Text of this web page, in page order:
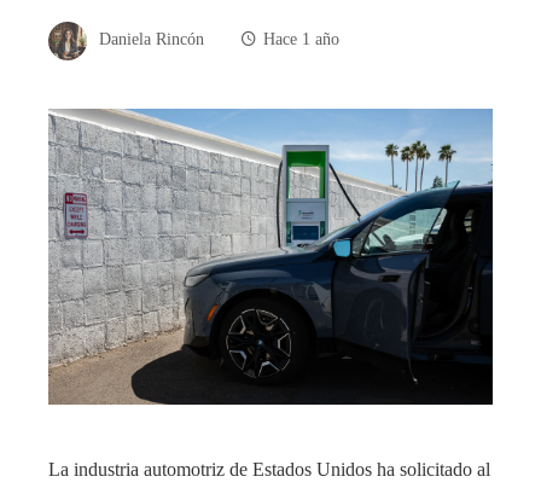
Daniela Rincón Hace 1 año
La industria automotriz de Estados Unidos ha solicitado al